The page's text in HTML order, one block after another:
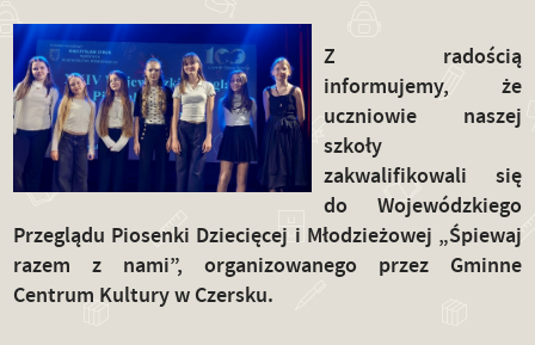
Z radością
informujemy, że
uczniowie naszej
szkoły
zakwalifikowali się
do Wojewódzkiego
Przeglądu Piosenki Dziecięcej i Młodzieżowej „Śpiewaj
razem z nami”, organizowanego przez Gminne
Centrum Kultury w Czersku.